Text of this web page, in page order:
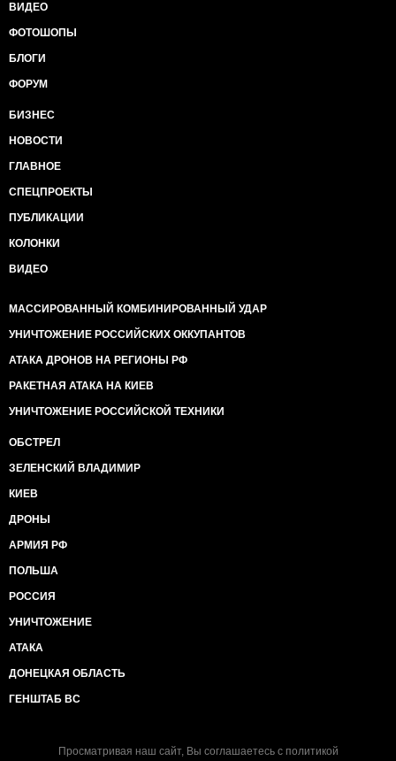
ВИДЕО
ФОТОШОПЫ
БЛОГИ
ФОРУМ
БИЗНЕС
НОВОСТИ
ГЛАВНОЕ
СПЕЦПРОЕКТЫ
ПУБЛИКАЦИИ
КОЛОНКИ
ВИДЕО
МАССИРОВАННЫЙ КОМБИНИРОВАННЫЙ УДАР
УНИЧТОЖЕНИЕ РОССИЙСКИХ ОККУПАНТОВ
АТАКА ДРОНОВ НА РЕГИОНЫ РФ
РАКЕТНАЯ АТАКА НА КИЕВ
УНИЧТОЖЕНИЕ РОССИЙСКОЙ ТЕХНИКИ
ОБСТРЕЛ
ЗЕЛЕНСКИЙ ВЛАДИМИР
КИЕВ
ДРОНЫ
АРМИЯ РФ
ПОЛЬША
РОССИЯ
УНИЧТОЖЕНИЕ
АТАКА
ДОНЕЦКАЯ ОБЛАСТЬ
ГЕНШТАБ ВС
Просматривая наш сайт, Вы соглашаетесь с политикой